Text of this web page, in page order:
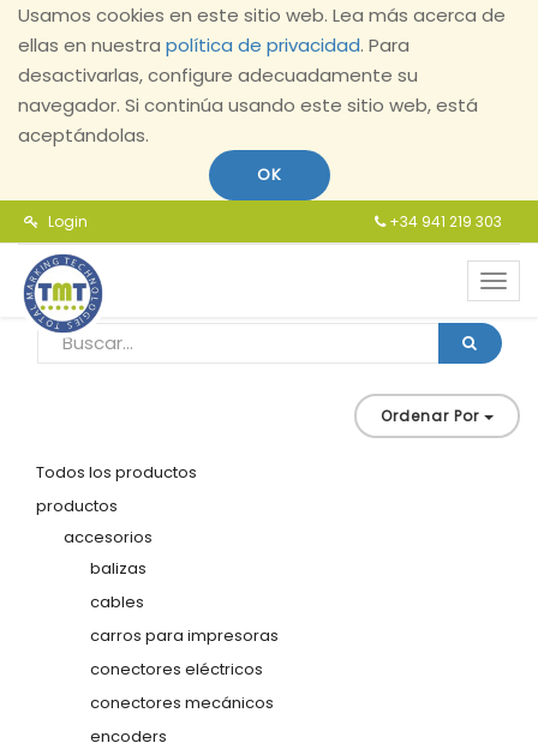
Usamos cookies en este sitio web. Lea más acerca de
ellas en nuestra política de privacidad. Para
desactivarlas, configure adecuadamente su
navegador. Si continúa usando este sitio web, está
aceptándolas.
OK
+34 941 219 303
Login
Ordenar Por
Todos los productos
productos
accesorios
balizas
cables
carros para impresoras
conectores eléctricos
conectores mecánicos
encoders